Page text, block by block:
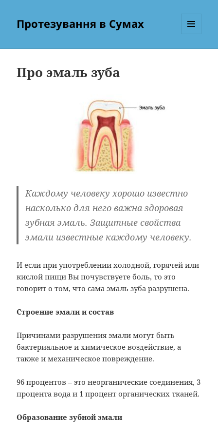
Протезування в Сумах
Про эмаль зуба
Каждому человеку хорошо известно
насколько для него важна здоровая
зубная эмаль. Защитные свойства
эмали известные каждому человеку.
И если при употреблении холодной, горячей или
кислой пищи Вы почувствуете боль, то это
говорит о том, что сама эмаль зуба разрушена.
Строение эмали и состав
Причинами разрушения эмали могут быть
бактериальное и химическое воздействие, а
также и механическое повреждение.
96 процентов – это неорганические соединения, 3
процента вода и 1 процент органических тканей.
Образование зубной эмали